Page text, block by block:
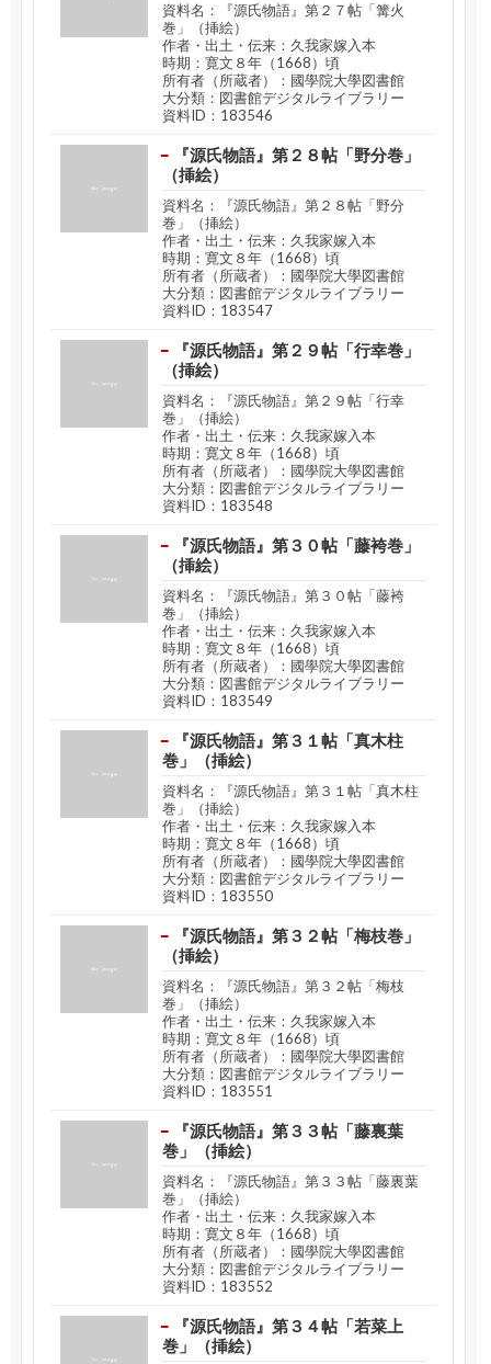
資料名：『源氏物語』第２７帖「篝火
巻」（挿絵）
作者・出土・伝来：久我家嫁入本
時期：寛文８年（1668）頃
所有者（所蔵者）：國學院大學図書館
大分類：図書館デジタルライブラリー
資料ID：183546
『源氏物語』第２８帖「野分巻」
（挿絵）
資料名：『源氏物語』第２８帖「野分
巻」（挿絵）
作者・出土・伝来：久我家嫁入本
時期：寛文８年（1668）頃
所有者（所蔵者）：國學院大學図書館
大分類：図書館デジタルライブラリー
資料ID：183547
『源氏物語』第２９帖「行幸巻」
（挿絵）
資料名：『源氏物語』第２９帖「行幸
巻」（挿絵）
作者・出土・伝来：久我家嫁入本
時期：寛文８年（1668）頃
所有者（所蔵者）：國學院大學図書館
大分類：図書館デジタルライブラリー
資料ID：183548
『源氏物語』第３０帖「藤袴巻」
（挿絵）
資料名：『源氏物語』第３０帖「藤袴
巻」（挿絵）
作者・出土・伝来：久我家嫁入本
時期：寛文８年（1668）頃
所有者（所蔵者）：國學院大學図書館
大分類：図書館デジタルライブラリー
資料ID：183549
『源氏物語』第３１帖「真木柱
巻」（挿絵）
資料名：『源氏物語』第３１帖「真木柱
巻」（挿絵）
作者・出土・伝来：久我家嫁入本
時期：寛文８年（1668）頃
所有者（所蔵者）：國學院大學図書館
大分類：図書館デジタルライブラリー
資料ID：183550
『源氏物語』第３２帖「梅枝巻」
（挿絵）
資料名：『源氏物語』第３２帖「梅枝
巻」（挿絵）
作者・出土・伝来：久我家嫁入本
時期：寛文８年（1668）頃
所有者（所蔵者）：國學院大學図書館
大分類：図書館デジタルライブラリー
資料ID：183551
『源氏物語』第３３帖「藤裏葉
巻」（挿絵）
資料名：『源氏物語』第３３帖「藤裏葉
巻」（挿絵）
作者・出土・伝来：久我家嫁入本
時期：寛文８年（1668）頃
所有者（所蔵者）：國學院大學図書館
大分類：図書館デジタルライブラリー
資料ID：183552
『源氏物語』第３４帖「若菜上
巻」（挿絵）